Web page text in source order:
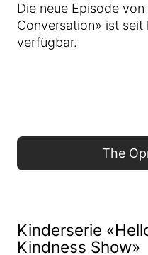
Die neue Episode von
Conversation» ist seit
verfügbar.
The
Kinderserie
Kindness Show»